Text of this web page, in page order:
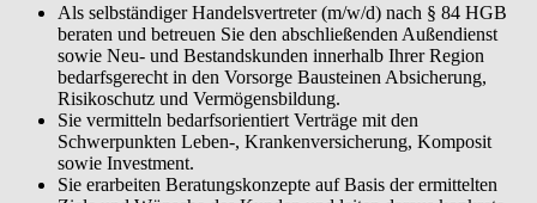
Als selbständiger Handelsvertreter (m/w/d) nach § 84 HGB
beraten und betreuen Sie den abschließenden Außendienst
sowie Neu- und Bestandskunden innerhalb Ihrer Region
bedarfsgerecht in den Vorsorge Bausteinen Absicherung,
Risikoschutz und Vermögensbildung.
Sie vermitteln bedarfsorientiert Verträge mit den
Schwerpunkten Leben-, Krankenversicherung, Komposit
sowie Investment.
Sie erarbeiten Beratungskonzepte auf Basis der ermittelten